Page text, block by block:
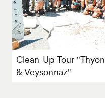
Clean-Up Tour "Thyon
& Veysonnaz"